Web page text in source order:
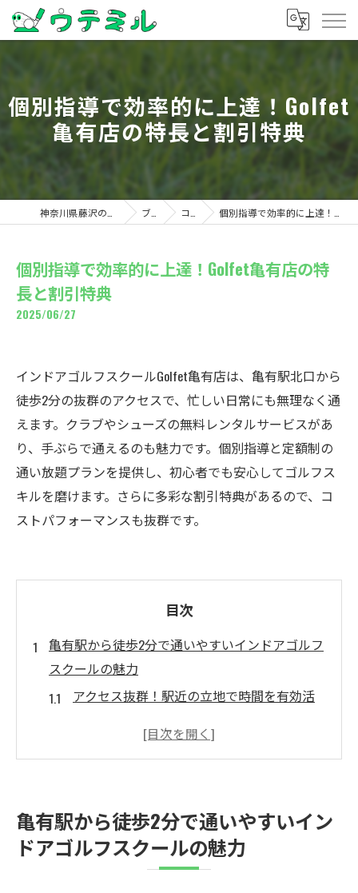
個別指導で効率的に上達！Golfet
亀有店の特長と割引特典
ブログ コラム 個別指導で効率的に上達！Golfet亀有店の特長と割引特典
個別指導で効率的に上達！Golfet亀有店の特
長と割引特典
2025/06/27
インドアゴルフスクールGolfet亀有店は、亀有駅北口から
徒歩2分の抜群のアクセスで、忙しい日常にも無理なく通
えます。クラブやシューズの無料レンタルサービスがあ
り、手ぶらで通えるのも魅力です。個別指導と定額制の
通い放題プランを提供し、初心者でも安心してゴルフス
キルを磨けます。さらに多彩な割引特典があるので、コ
ストパフォーマンスも抜群です。
目次
亀有駅から徒歩2分で通いやすいインドアゴルフ
スクールの魅力
アクセス抜群！駅近の立地で時間を有効活
忙しい方にもおすすめ！短時間で通える利
近隣の施設との併用で充実した休日を過ご
す方法
ゴルフ初心者が始めやすい環境
亀有駅から徒歩2分で通いやすいイン
ドアゴルフスクールの魅力